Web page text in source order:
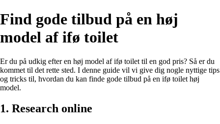
Find gode tilbud på en høj
model af ifø toilet
Er du på udkig efter en høj model af ifø toilet til en god pris? Så er du
kommet til det rette sted. I denne guide vil vi give dig nogle nyttige tips
og tricks til, hvordan du kan finde gode tilbud på en ifø toilet høj
model.
1. Research online